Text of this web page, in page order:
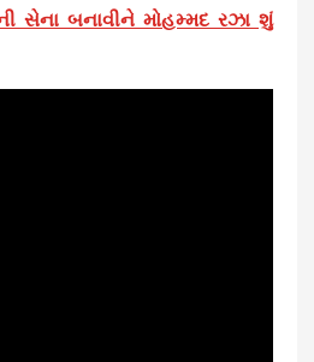
સેના બનાવીને મોહમ્મદ રઝા શું